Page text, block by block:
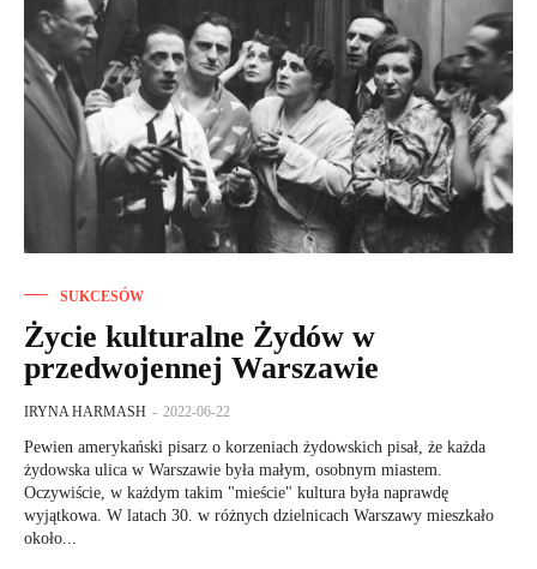
SUKCESÓW
Życie kulturalne Żydów w
przedwojennej Warszawie
IRYNA HARMASH - 2022-06-22
Pewien amerykański pisarz o korzeniach żydowskich pisał, że każda
żydowska ulica w Warszawie była małym, osobnym miastem.
Oczywiście, w każdym takim "mieście" kultura była naprawdę
wyjątkowa. W latach 30. w różnych dzielnicach Warszawy mieszkało
około...